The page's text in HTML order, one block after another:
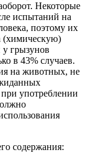
Некоторые
испытаний на
поэтому их
(химическую)
у грызунов
в 43% случаев.
на животных, не
употреблении
содержания: